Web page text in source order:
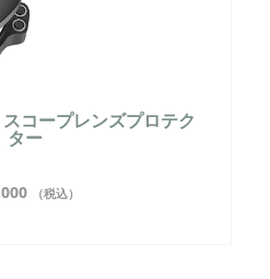
コープレンズプロテク
ター
（税込）